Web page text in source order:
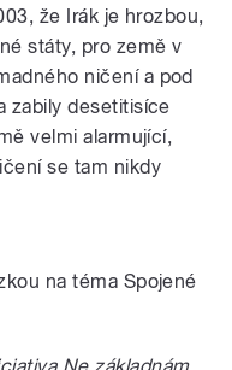
že Irák je hrozbou,
státy, pro země v
ničení a pod
zabily desetitisíce
velmi alarmující,
se tam nikdy
na téma Spojené